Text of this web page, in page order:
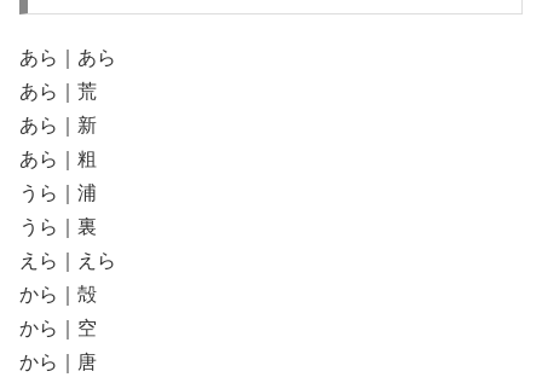
あら｜あら
あら｜荒
あら｜新
あら｜粗
うら｜浦
うら｜裏
えら｜えら
から｜殻
から｜空
から｜唐